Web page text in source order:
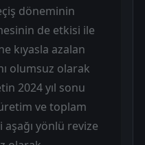
döneminin
de etkisi ile
kıyasla azalan
olumsuz olarak
2024 yıl sonu
ve toplam
yönlü revize